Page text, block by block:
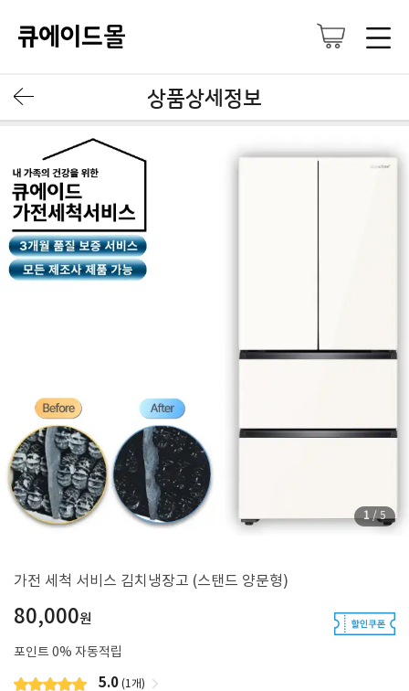
상품상세정보
1/5
가전 세척 서비스 김치냉장고 (스탠드 양문형)
80,000원
포인트 0% 자동적립
5.0 (1개)